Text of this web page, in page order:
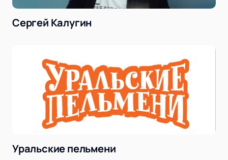
Сергей Калугин
Уральские пельмени